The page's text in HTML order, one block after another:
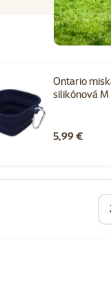
Ontario
silikónová M
5,99 €